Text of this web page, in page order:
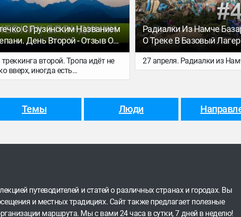
С Грузинским Названием
День Второй - Отзыв О
В Базовый Лагерь
(НЕПАЛ). Дневник
В Гималаях
второй. Тропа идёт не
вверх, иногда есть
участки, вокруг
живописные места:
скалы, замшелые деревья.
Радиалки Из Намче
О Треке В Базовый
Эвереста. Дневник
27 апреля. Радиалки из
Темы Люди
путеводителей и статей о различных странах и городах. Вы
и местных традициях. Сайт также предлагает полезные
маршрута. Мы с вами 24 часа в сутки, 7 дней в неделю!